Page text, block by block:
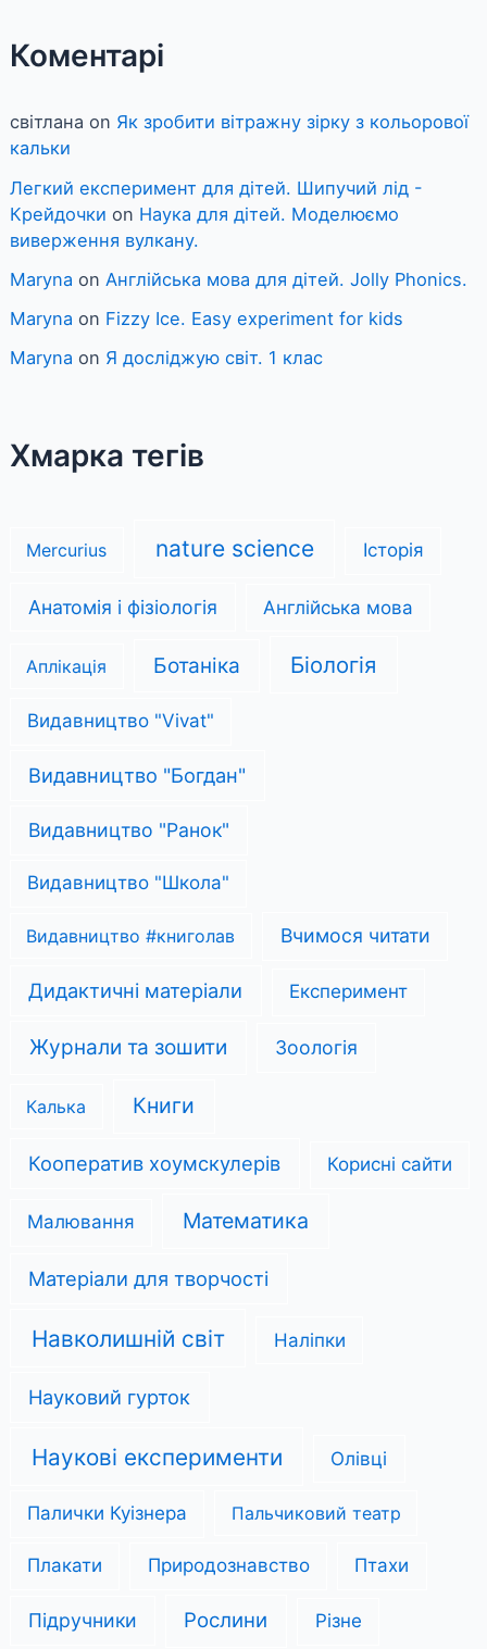
Коментарі
світлана on Як зробити вітражну зірку з кольорової
кальки
Легкий експеримент для дітей. Шипучий лід -
Крейдочки on Наука для дітей. Моделюємо
виверження вулкану.
Maryna on Англійська мова для дітей. Jolly Phonics.
Maryna on Fizzy Ice. Easy experiment for kids
Maryna on Я досліджую світ. 1 клас
Хмарка тегів
Mercurius nature science Історія
Анатомія і фізіологія Англійська мова
Аплікація Ботаніка Біологія
Видавництво "Vivat"
Видавництво "Богдан"
Видавництво "Ранок"
Видавництво "Школа"
Видавництво #книголав Вчимося читати
Дидактичні матеріали Експеримент
Журнали та зошити Зоологія
Калька Книги
Кооператив хоумскулерів Корисні сайти
Малювання Математика
Матеріали для творчості
Навколишній світ Наліпки
Науковий гурток
Наукові експерименти Олівці
Палички Куізнера Пальчиковий театр
Плакати Природознавство Птахи
Підручники Рослини Різне